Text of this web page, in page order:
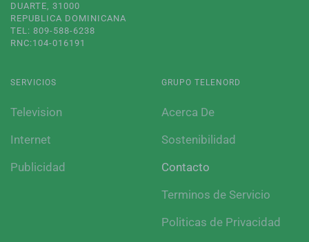
DUARTE, 31000
REPUBLICA DOMINICANA
TEL: 809-588-6238
RNC:104-016191
SERVICIOS
Television
Internet
Publicidad
GRUPO TELENORD
Acerca De
Sostenibilidad
Contacto
Terminos de Servicio
Politicas de Privacidad